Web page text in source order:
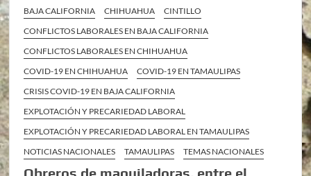
BAJA CALIFORNIA CHIHUAHUA
CINTILLO
CONFLICTOS LABORALES EN BAJA CALIFORNIA
CONFLICTOS LABORALES EN CHIHUAHUA
COVID-19 EN CHIHUAHUA
COVID-19 EN TAMAULIPAS
CRISIS COVID-19 EN BAJA CALIFORNIA
EXPLOTACIÓN Y PRECARIEDAD LABORAL
EXPLOTACIÓN Y PRECARIEDAD LABORAL EN TAMAULIPAS
NOTICIAS NACIONALES
TAMAULIPAS TEMAS NACIONALES